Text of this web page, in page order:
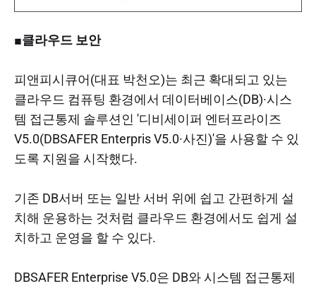
■클라우드 보안
피앤피시큐어(대표 박천오)는 최근 확대되고 있는
클라우드 컴퓨팅 환경에서 데이터베이스(DB)·시스
템 접근통제 솔루션인 '디비세이퍼 엔터프라이즈
V5.0(DBSAFER Enterpris V5.0·사진)'을 사용할 수 있
도록 지원을 시작했다.
기존 DB서버 또는 일반 서버 위에 쉽고 간편하게 설
치해 운용하는 것처럼 클라우드 환경에서도 쉽게 설
치하고 운영을 할 수 있다.
DBSAFER Enterprise V5.0은 DB와 시스템 접근통제